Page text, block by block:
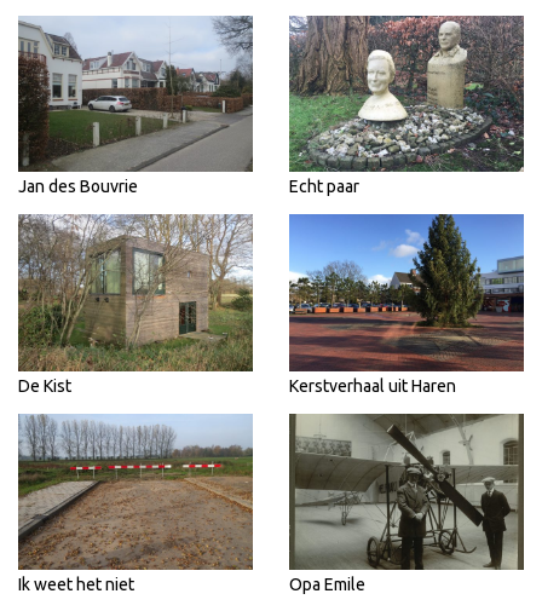
Jan des Bouvrie Echt paar
De Kist Kerstverhaal uit Haren
Ik weet het niet Opa Emile